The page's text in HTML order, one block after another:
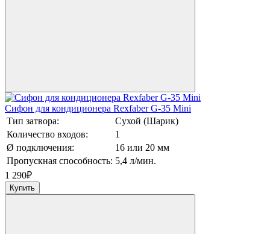
Сифон для кондиционера Rexfaber G-35 Mini
Тип затвора:
Сухой (Шарик)
Количество входов:
1
Ø подключения:
16 или 20 мм
Пропускная способность: 5,4 л/мин.
1 290₽
Купить